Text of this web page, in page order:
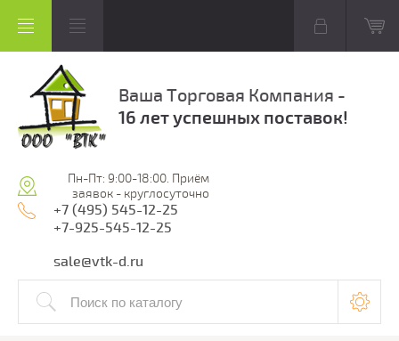
Ваша Торговая Компания -
16 лет успешных поставок!
Пн-Пт: 9:00-18:00. Приём
заявок - круглосуточно
+7 (495) 545-12-25
+7-925-545-12-25
sale@vtk-d.ru